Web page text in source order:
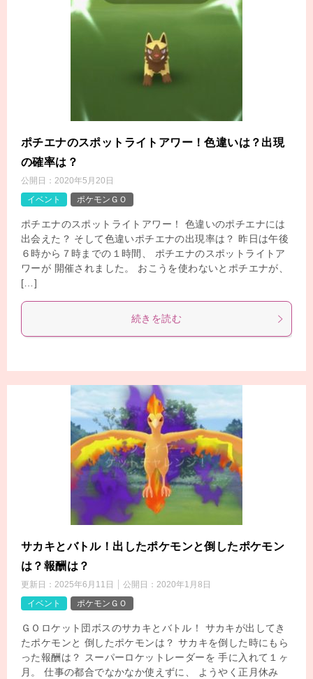
ポチエナのスポットライトアワー！色違いは？出現
の確率は？
公開日： 2020年5月20日
イベント
ポケモンＧＯ
ポチエナのスポットライトアワー！ 色違いのポチエナには
出会えた？ そして色違いポチエナの出現率は？ 昨日は午後
６時から７時までの１時間、 ポチエナのスポットライトア
ワーが 開催されました。 おこうを使わないとポチエナが、
[…]
続きを読む
サカキとバトル！出したポケモンと倒したポケモン
は？報酬は？
更新日： 2025年6月11日 公開日： 2020年1月8日
イベント
ポケモンＧＯ
ＧＯロケット団ボスのサカキとバトル！ サカキが出してき
たポケモンと 倒したポケモンは？ サカキを倒した時にもら
った報酬は？ スーパーロケットレーダーを 手に入れて１ヶ
月。 仕事の都合でなかなか使えずに、 ようやく正月休み